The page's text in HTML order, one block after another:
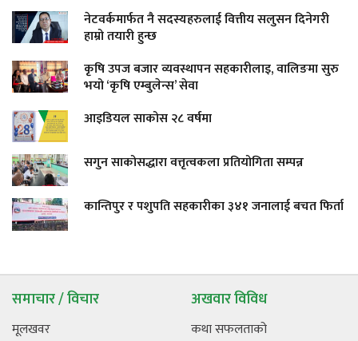
नेटवर्कमार्फत नै सदस्यहरुलाई वित्तीय सलुसन दिनेगरी
हाम्रो तयारी हुन्छ
कृषि उपज बजार व्यवस्थापन सहकारीलाइ, वालिङमा सुरु
भयो ‘कृषि एम्बुलेन्स’ सेवा
आइडियल साकोस २८ वर्षमा
सगुन साकोसद्धारा वत्तृत्वकला प्रतियोगिता सम्पन्न
कान्तिपुर र पशुपति सहकारीका ३४१ जनालाई बचत फिर्ता
समाचार / विचार
मूलखवर
अखवार विविध
कथा सफलताको